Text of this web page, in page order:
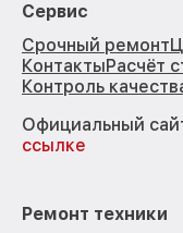
Сервис
Срочный ремонт
КонтактыРасчёт
Контроль
Официальный
ссылке
Ремонт техники